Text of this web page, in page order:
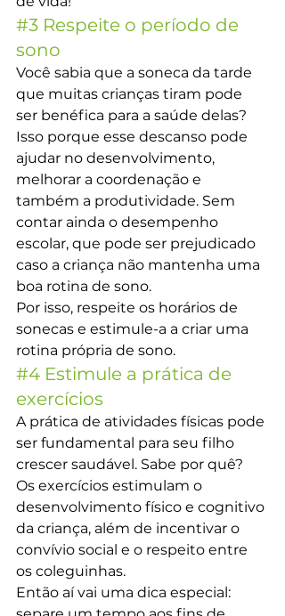
#3 Respeite o período de
sono
Você sabia que a soneca da tarde
que muitas crianças tiram pode
ser benéfica para a saúde delas?
Isso porque esse descanso pode
ajudar no desenvolvimento,
melhorar a coordenação e
também a produtividade. Sem
contar ainda o desempenho
escolar, que pode ser prejudicado
caso a criança não mantenha uma
boa rotina de sono.
Por isso, respeite os horários de
sonecas e estimule-a a criar uma
rotina própria de sono.
#4 Estimule a prática de
exercícios
A prática de atividades físicas pode
ser fundamental para seu filho
crescer saudável. Sabe por quê?
Os exercícios estimulam o
desenvolvimento físico e cognitivo
da criança, além de incentivar o
convívio social e o respeito entre
os coleguinhas.
Então aí vai uma dica especial: